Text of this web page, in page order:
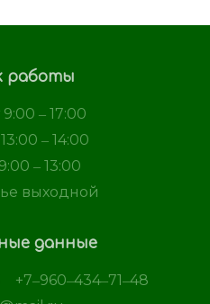
работы
‒ 17:00
‒ 14:00
‒ 13:00
выходной
данные
+7‒960‒434‒71‒48